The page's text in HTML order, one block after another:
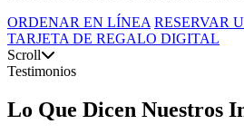
ORDENAR EN LÍNEA RESERVAR
TARJETA DE REGALO DIGITAL
Scroll
Testimonios
Lo Que Dicen Nuestros